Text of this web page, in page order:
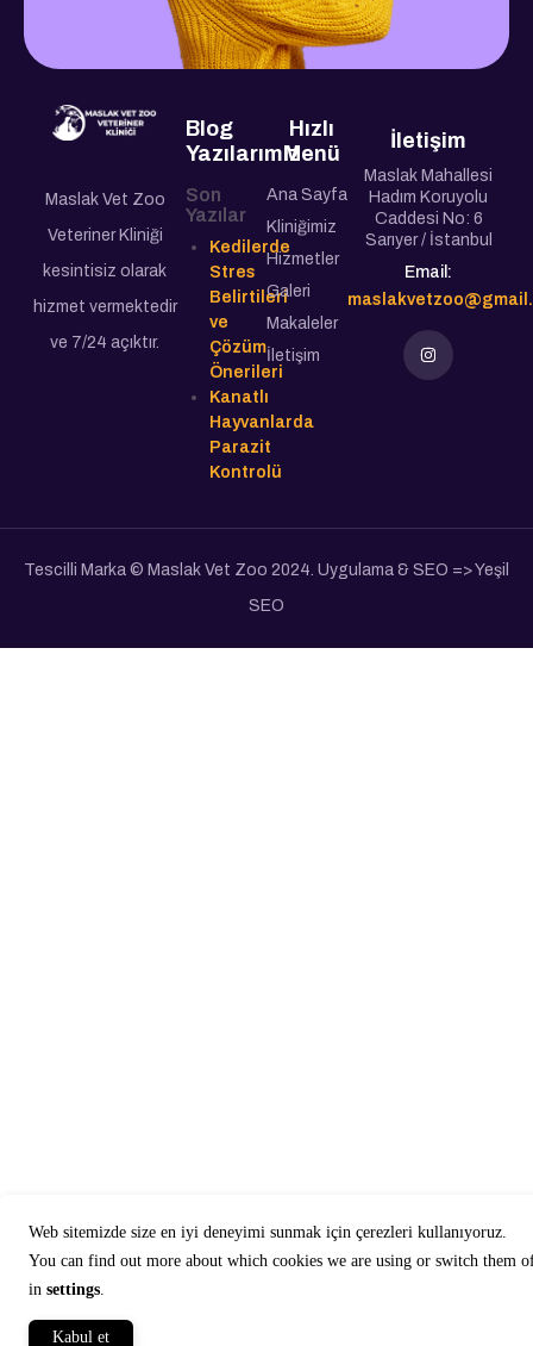
Maslak Vet Zoo
Veteriner Kliniği
kesintisiz olarak
hizmet vermektedir
ve 7/24 açıktır.
Blog
Yazılarımız
Son
Yazılar
Kedilerde
Stres
Belirtileri
ve
Çözüm
Önerileri
Kanatlı
Hayvanlarda
Parazit
Kontrolü
Hızlı
Menü
Ana Sayfa
Kliniğimiz
Hizmetler
Galeri
Makaleler
İletişim
İletişim
Maslak Mahallesi
Hadım Koruyolu
Caddesi No: 6
Sarıyer / İstanbul
Email:
Tescilli Marka © Maslak Vet Zoo 2024. Uygulama & SEO => Yeşil
SEO
Web sitemizde size en iyi deneyimi sunmak için çerezleri kullanıyoruz.
You can find out more about which cookies we are using or switch them
in settings.
Kabul et